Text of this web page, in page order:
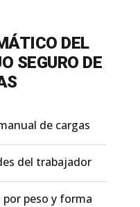
DEL
SEGURO DE
de cargas
del trabajador
por peso y forma